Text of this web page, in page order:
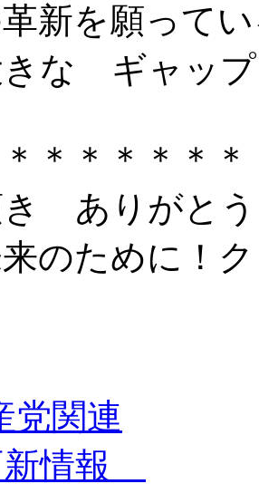
新を願って
な ギャップ
＊＊＊＊＊
き ありがと
のために！